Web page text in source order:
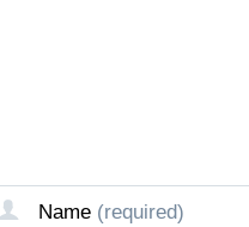
Name (required)